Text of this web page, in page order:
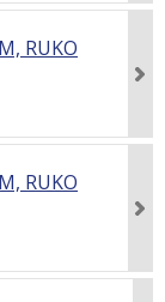
RUKO
RUKO